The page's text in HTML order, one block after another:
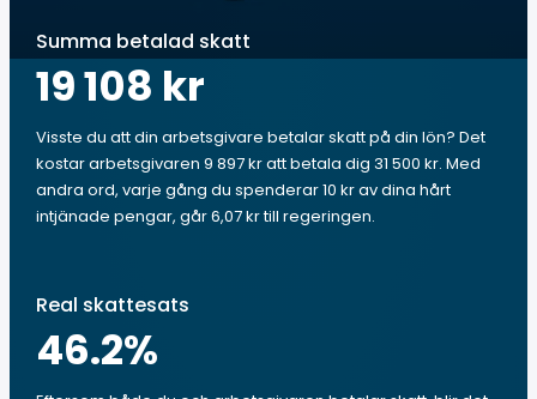
Summa betalad skatt
19 108 kr
Visste du att din arbetsgivare betalar skatt på din lön? Det
kostar arbetsgivaren 9 897 kr att betala dig 31 500 kr. Med
andra ord, varje gång du spenderar 10 kr av dina hårt
intjänade pengar, går 6,07 kr till regeringen.
Real skattesats
46.2%